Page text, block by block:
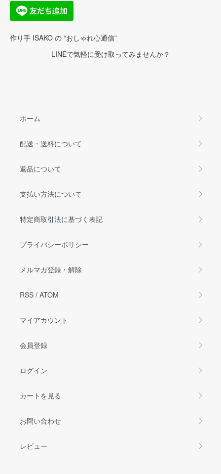
作り手 ISAKO の “おしゃれ心通信”
LINEで気軽に受け取ってみませんか？
ホーム
配送・送料について
返品について
支払い方法について
特定商取引法に基づく表記
プライバシーポリシー
メルマガ登録・解除
RSS / ATOM
マイアカウント
会員登録
ログイン
カートを見る
お問い合わせ
レビュー